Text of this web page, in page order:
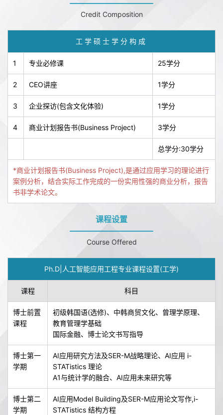
Credit Composition
工学硕士学分构成
1 专业必修课 25学分
2 CEO讲座 1学分
3 企业探访(包含文化体验) 1学分
4 商业计划报告书(Business Project) 3学分
总学分:30学分
*商业计划报告书(Business Project),是通过应用学习的理论进行
案例分析，结合实际工作完成的一份实用性强的商业分析，报告
书非学术论文。
Course Offered
课程设置
Ph.D|人工智能应用工程专业课程设置(工学)
课程 科目
博士前置
课程
初级韩国语(选修)、中韩商贸文化、曾理学原理、
教育管理学基础
国际金融、博士论文书写指导
博士第一
学期
AI应用研究方法及SER-M战略理论、AI应用 i-
STATistics 理论
A1与统计学的融合、AI应用未来研究等
博士第二
学期
AI应用Model Building及SER-M应用论文写作,i-
STATistics 结构方程